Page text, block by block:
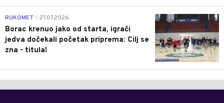
0
RUKOMET 27.07.2026.
Borac krenuo jako od starta, igrači
jedva dočekali početak priprema: Cilj se
zna - titula!